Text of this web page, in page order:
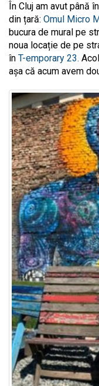
În Cluj am avut până
din țară: Omul Micro
bucura de mural pe
noua locație de pe
în T-emporary 23.
așa că acum avem